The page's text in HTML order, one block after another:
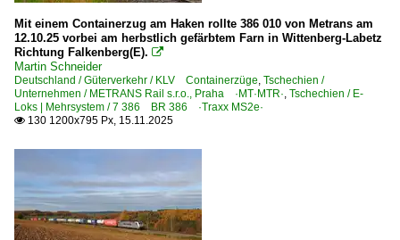
Trať 010 Kolín – Česká Třebová
Trať 072 Ústí nad Labem – Lysá nad Labem
Trať 140 Cheb – Chomutov
Trať 250 Břeclav – Brno / Břeclav – Kúty
Unternehmen
METRANS Rail s.r.o., Praha ·MT·MTR·
RegioJet A/S, Brno ·RJ·
Mit einem Containerzug am Haken rollte 386 010 von Metrans am
12.10.25 vorbei am herbstlich gefärbtem Farn in Wittenberg-Labetz
Richtung Falkenberg(E). 
Martin Schneider
Deutschland / Güterverkehr / KLV Containerzüge, Tschechien /
Unternehmen / METRANS Rail s.r.o., Praha ·MT·MTR·, Tschechien / E-
Loks | Mehrsystem / 7 386 BR 386 ·Traxx MS2e·
 130 1200x795 Px, 15.11.2025